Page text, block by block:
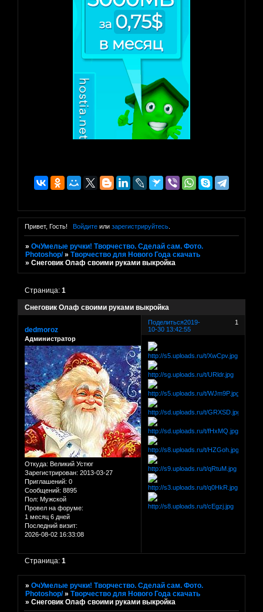
Привет, Гость! Войдитеили зарегистрируйтесь.
»ОчУмелые ручки! Творчество. Сделай сам. Фото.
Photoshop/ »Творчество для Нового Года скачать
»Снеговик Олаф своими руками выкройка
Снеговик Олаф своими руками выкройка
Страница:1
Поделиться 1
2019-
10-30 13:42:55
dedmoroz
Администратор
Откуда: Великий Устюг
Зарегистрирован: 2013-03-27
Приглашений: 0
Сообщений: 8895
Пол: Мужской
Провел на форуме:
1 месяц 6 дней
Последний визит:
2026-08-02 16:33:08
Страница:1
»ОчУмелые ручки! Творчество. Сделай сам. Фото.
Photoshop/ »Творчество для Нового Года скачать
»Снеговик Олаф своими руками выкройка